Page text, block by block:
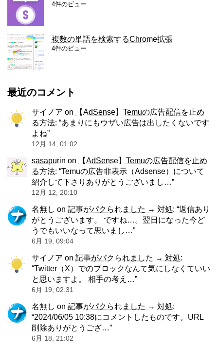
4件のビュー
複数の単語を検索するChrome拡張
4件のビュー
最近のコメント
サイノア on
【AdSense】Temuの広告配信を止め
る方法: “あまりにもウザい広告は出したくないです
よね”
12月 14, 01:02
sasapurin on
【AdSense】Temuの広告配信を止め
る方法: “Temuの広告非表示（Adsense）について
紹介して下さりありがとうございまし…”
12月 12, 20:10
名無し on 記事がパクられました → 対処: “返信あり
がとうございます。 ですね…。翌日になった今ど
うでもいいなって思いまし…”
6月 19, 09:04
サイノア on 記事がパクられました → 対処:
“Twitter（X）でのブロックなんて気にしなくていい
と思いますよ。 相手の考え…”
6月 19, 02:31
名無し on 記事がパクられました → 対処:
“2024/06/05 10:38にコメントしたものです。URL
削除ありがとうござ…”
6月 18, 21:02